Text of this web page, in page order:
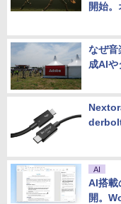
開始
なぜ音
成AIや
AI
AI搭載
開。